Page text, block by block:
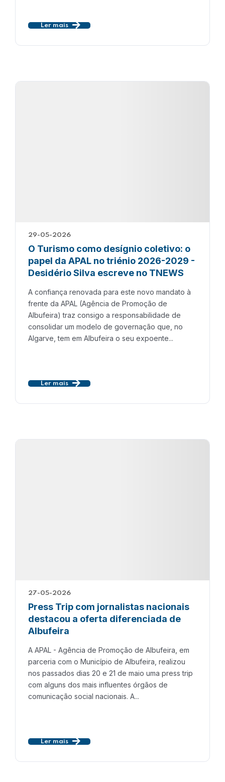
Ler mais
29-05-2026
O Turismo como desígnio coletivo: o
papel da APAL no triénio 2026-2029 -
Desidério Silva escreve no TNEWS
A confiança renovada para este novo mandato à
frente da APAL (Agência de Promoção de
Albufeira) traz consigo a responsabilidade de
consolidar um modelo de governação que, no
Algarve, tem em Albufeira o seu expoente...
Ler mais
27-05-2026
Press Trip com jornalistas nacionais
destacou a oferta diferenciada de
Albufeira
A APAL - Agência de Promoção de Albufeira, em
parceria com o Município de Albufeira, realizou
nos passados dias 20 e 21 de maio uma press trip
com alguns dos mais influentes órgãos de
comunicação social nacionais. A...
Ler mais